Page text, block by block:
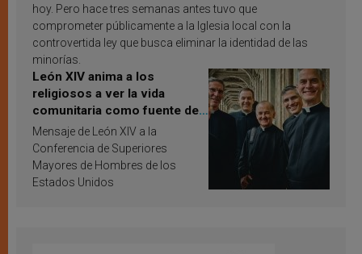
hoy. Pero hace tres semanas antes tuvo que
comprometer públicamente a la Iglesia local con la
controvertida ley que busca eliminar la identidad de las
minorías.
León XIV anima a los
religiosos a ver la vida
comunitaria como fuente de
inspiración y santificación
Mensaje de León XIV a la
Conferencia de Superiores
Mayores de Hombres de los
Estados Unidos